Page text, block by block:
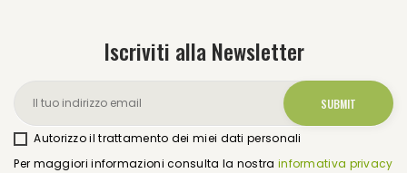
Iscriviti alla Newsletter
Autorizzo il trattamento dei miei dati personali
Per maggiori informazioni consulta la nostra informativa privacy